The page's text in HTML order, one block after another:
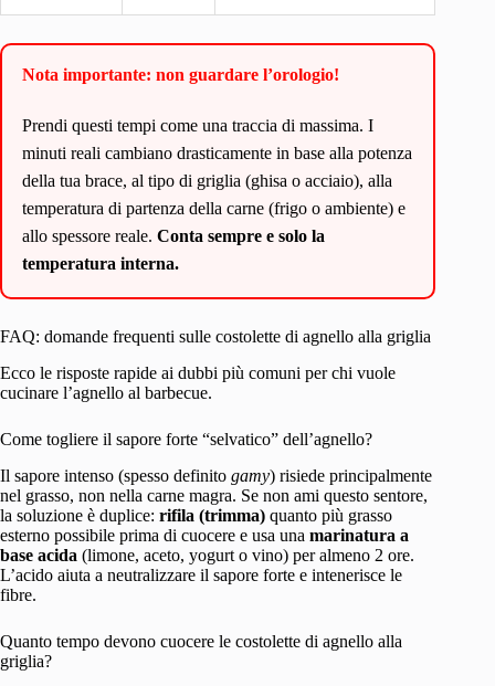
Nota importante: non guardare l’orologio!
Prendi questi tempi come una traccia di massima. I
minuti reali cambiano drasticamente in base alla potenza
della tua brace, al tipo di griglia (ghisa o acciaio), alla
temperatura di partenza della carne (frigo o ambiente) e
allo spessore reale. Conta sempre e solo la
temperatura interna.
FAQ: domande frequenti sulle costolette di agnello alla griglia
Ecco le risposte rapide ai dubbi più comuni per chi vuole
cucinare l’agnello al barbecue.
Come togliere il sapore forte “selvatico” dell’agnello?
Il sapore intenso (spesso definito gamy) risiede principalmente
nel grasso, non nella carne magra. Se non ami questo sentore,
la soluzione è duplice: rifila (trimma) quanto più grasso
esterno possibile prima di cuocere e usa una marinatura a
base acida (limone, aceto, yogurt o vino) per almeno 2 ore.
L’acido aiuta a neutralizzare il sapore forte e intenerisce le
fibre.
Quanto tempo devono cuocere le costolette di agnello alla
griglia?